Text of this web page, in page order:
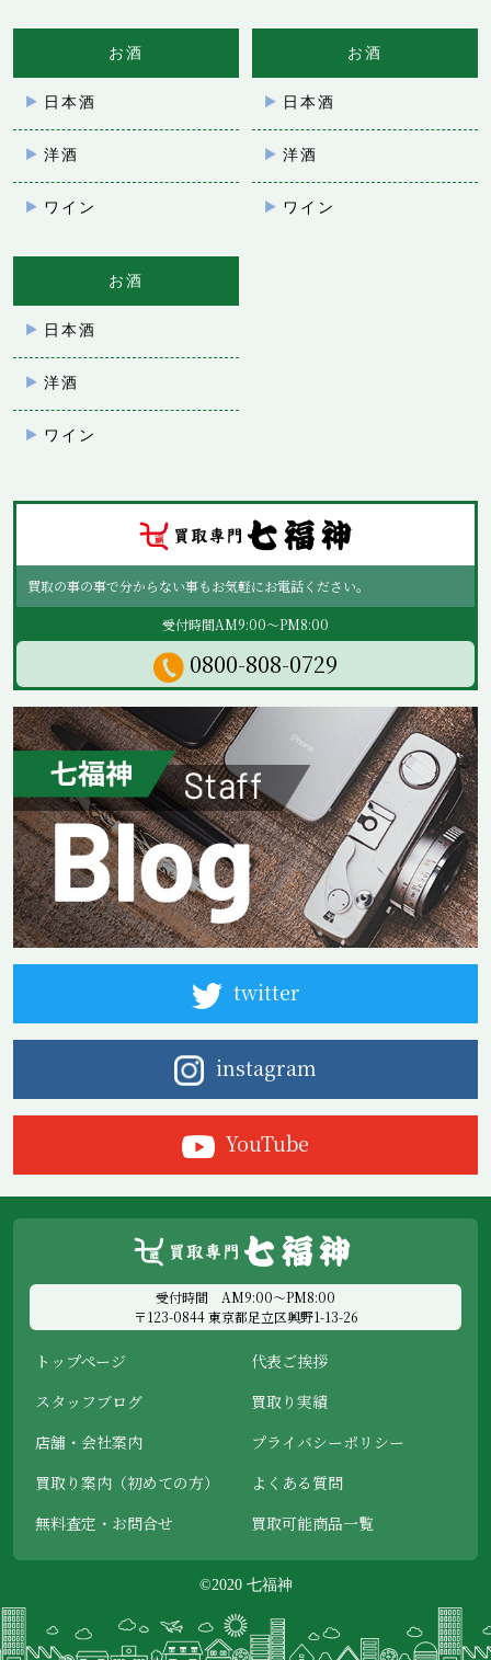
お酒
日本酒
洋酒
ワイン
お酒
日本酒
洋酒
ワイン
お酒
日本酒
洋酒
ワイン
買取の事の事で分からない事もお気軽にお電話ください。
受付時間AM9:00～PM8:00
0800-808-0729
twitter
instagram
YouTube
受付時間 AM9:00～PM8:00
〒123-0844 東京都足立区興野1-13-26
トップページ
代表ご挨拶
スタッフブログ
買取り実績
店舗・会社案内
プライバシーポリシー
買取り案内（初めての方）
よくある質問
無料査定・お問合せ
買取可能商品一覧
©2020 七福神